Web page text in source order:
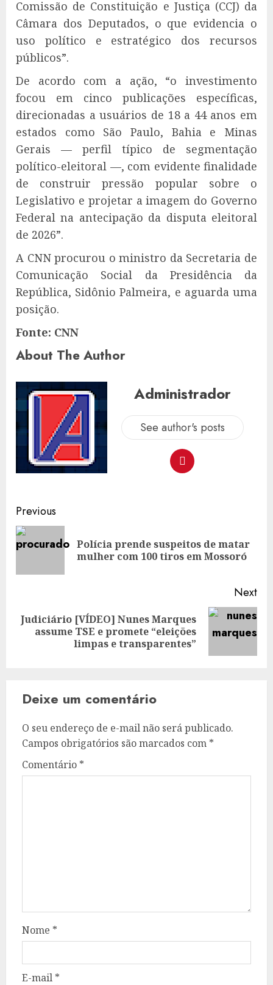
Comissão de Constituição e Justiça (CCJ) da
Câmara dos Deputados, o que evidencia o
uso político e estratégico dos recursos
públicos”.
De acordo com a ação, “o investimento
focou em cinco publicações específicas,
direcionadas a usuários de 18 a 44 anos em
estados como São Paulo, Bahia e Minas
Gerais — perfil típico de segmentação
político-eleitoral —, com evidente finalidade
de construir pressão popular sobre o
Legislativo e projetar a imagem do Governo
Federal na antecipação da disputa eleitoral
de 2026”.
A CNN procurou o ministro da Secretaria de
Comunicação Social da Presidência da
República, Sidônio Palmeira, e aguarda uma
posição.
Fonte: CNN
About The Author
Administrador
See author's posts
Post
navigation
Previous
Polícia prende suspeitos de matar
mulher com 100 tiros em Mossoró
Next
Next
Judiciário [VÍDEO] Nunes Marques
assume TSE e promete “eleições
limpas e transparentes”
Deixe um comentário
O seu endereço de e-mail não será publicado.
Campos obrigatórios são marcados com *
Comentário *
Nome *
E-mail *